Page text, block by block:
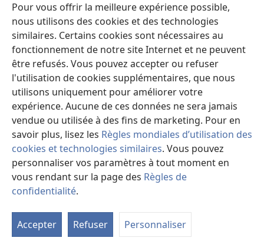
Pour vous offrir la meilleure expérience possible,
nous utilisons des cookies et des technologies
similaires. Certains cookies sont nécessaires au
fonctionnement de notre site Internet et ne peuvent
être refusés. Vous pouvez accepter ou refuser
l'utilisation de cookies supplémentaires, que nous
utilisons uniquement pour améliorer votre
expérience. Aucune de ces données ne sera jamais
vendue ou utilisée à des fins de marketing. Pour en
savoir plus, lisez les Règles mondiales d’utilisation des
cookies et technologies similaires. Vous pouvez
personnaliser vos paramètres à tout moment en
vous rendant sur la page des Règles de
confidentialité.
Accepter Refuser Personnaliser
(ouvre
une
nouvelle
fenêtre)
Bibliothèque en ligne
(ouvre
une
nouvelle
fenêtre)
JW Hub®
(ouvre
une
nouvelle
fenêtre)
JW Library
Watchtower Library
Copyright© 2026 Watch Tower Bible and Tract Society of Pennsylvania.
CONDITIONS D’UTILISATION
PARAMÈTRES DE CONFIDENTIALITÉ